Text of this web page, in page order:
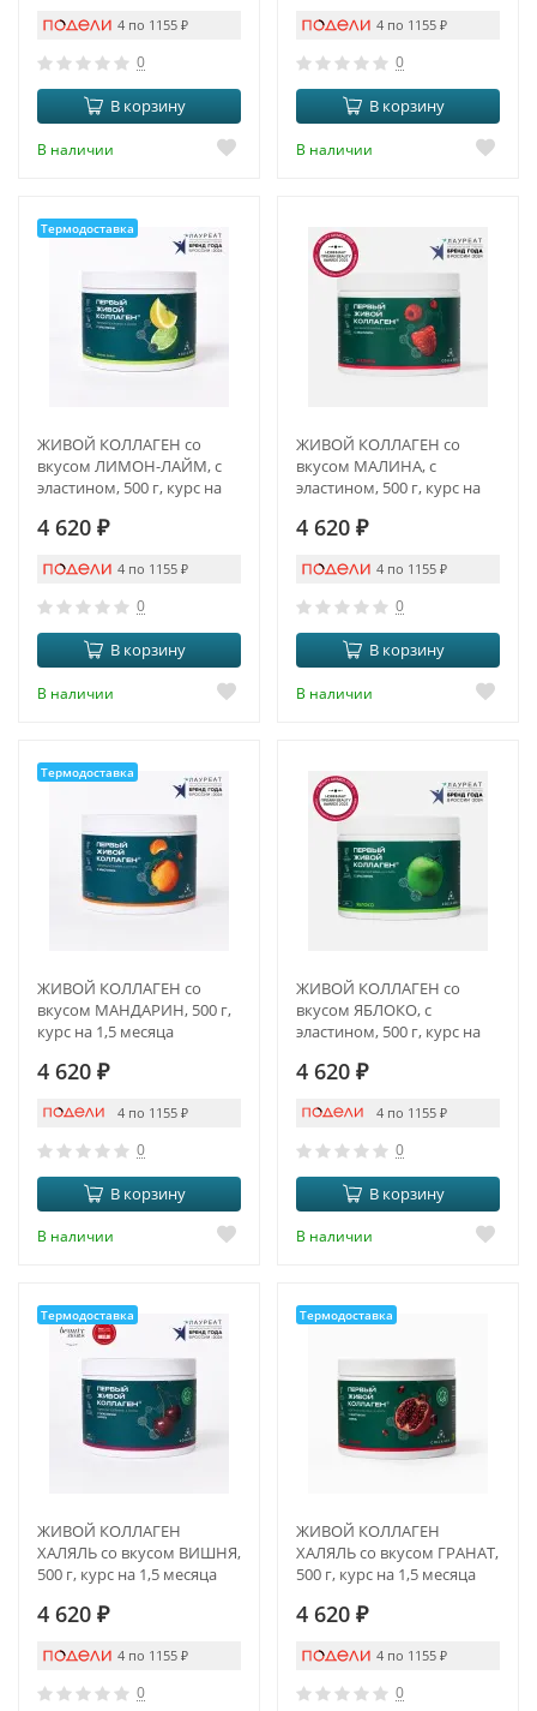
4 по 1155 ₽
0
В корзину
В наличии
4 по 1155 ₽
0
В корзину
В наличии
Термодоставка
ЖИВОЙ КОЛЛАГЕН со
вкусом ЛИМОН-ЛАЙМ, с
эластином, 500 г, курс на
4 620 ₽
4 по 1155 ₽
0
В корзину
В наличии
ЖИВОЙ КОЛЛАГЕН со
вкусом МАЛИНА, с
эластином, 500 г, курс на
4 620 ₽
4 по 1155 ₽
0
В корзину
В наличии
Термодоставка
ЖИВОЙ КОЛЛАГЕН со
вкусом МАНДАРИН, 500 г,
курс на 1,5 месяца
4 620 ₽
4 по 1155 ₽
0
В корзину
В наличии
ЖИВОЙ КОЛЛАГЕН со
вкусом ЯБЛОКО, с
эластином, 500 г, курс на
4 620 ₽
4 по 1155 ₽
0
В корзину
В наличии
Термодоставка
ЖИВОЙ КОЛЛАГЕН
ХАЛЯЛЬ со вкусом ВИШНЯ,
500 г, курс на 1,5 месяца
4 620 ₽
4 по 1155 ₽
0
Термодоставка
ЖИВОЙ КОЛЛАГЕН
ХАЛЯЛЬ со вкусом ГРАНАТ,
500 г, курс на 1,5 месяца
4 620 ₽
4 по 1155 ₽
0